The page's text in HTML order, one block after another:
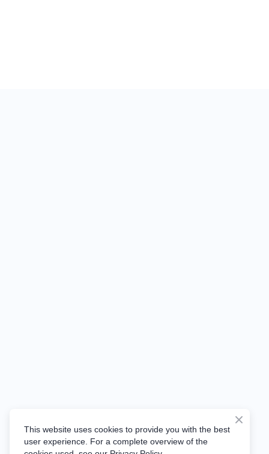
This website uses cookies to provide you with the best
user experience. For a complete overview of the